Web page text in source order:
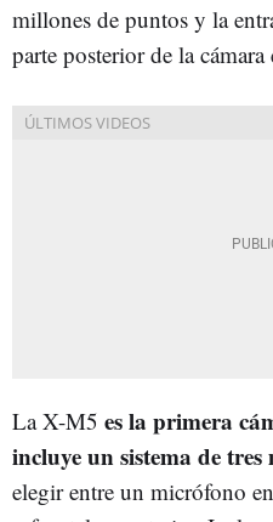
millones de puntos y la
parte posterior de la cámara
La X-M5 es la primera
incluye un sistema de tres
elegir entre un micrófono